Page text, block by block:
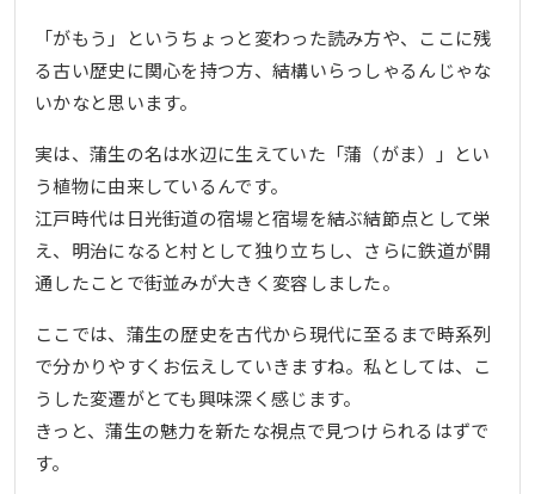
「がもう」というちょっと変わった読み方や、ここに残
る古い歴史に関心を持つ方、結構いらっしゃるんじゃな
いかなと思います。
実は、蒲生の名は水辺に生えていた「蒲（がま）」とい
う植物に由来しているんです。
江戸時代は日光街道の宿場と宿場を結ぶ結節点として栄
え、明治になると村として独り立ちし、さらに鉄道が開
通したことで街並みが大きく変容しました。
ここでは、蒲生の歴史を古代から現代に至るまで時系列
で分かりやすくお伝えしていきますね。私としては、こ
うした変遷がとても興味深く感じます。
きっと、蒲生の魅力を新たな視点で見つけられるはずで
す。